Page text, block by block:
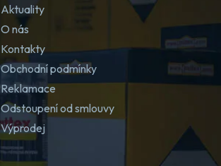
Aktuality
O nás
Kontakty
Obchodní podmínky
Reklamace
Odstoupení od smlouvy
Výprodej